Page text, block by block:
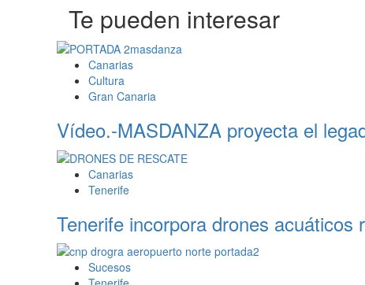
sobre
Antena
de
Te pueden interesar
Canarias
Cultura
Gran Canaria
Vídeo.-MASDANZA proyecta el
Canarias
Tenerife
Tenerife incorpora drones acuáticos
Sucesos